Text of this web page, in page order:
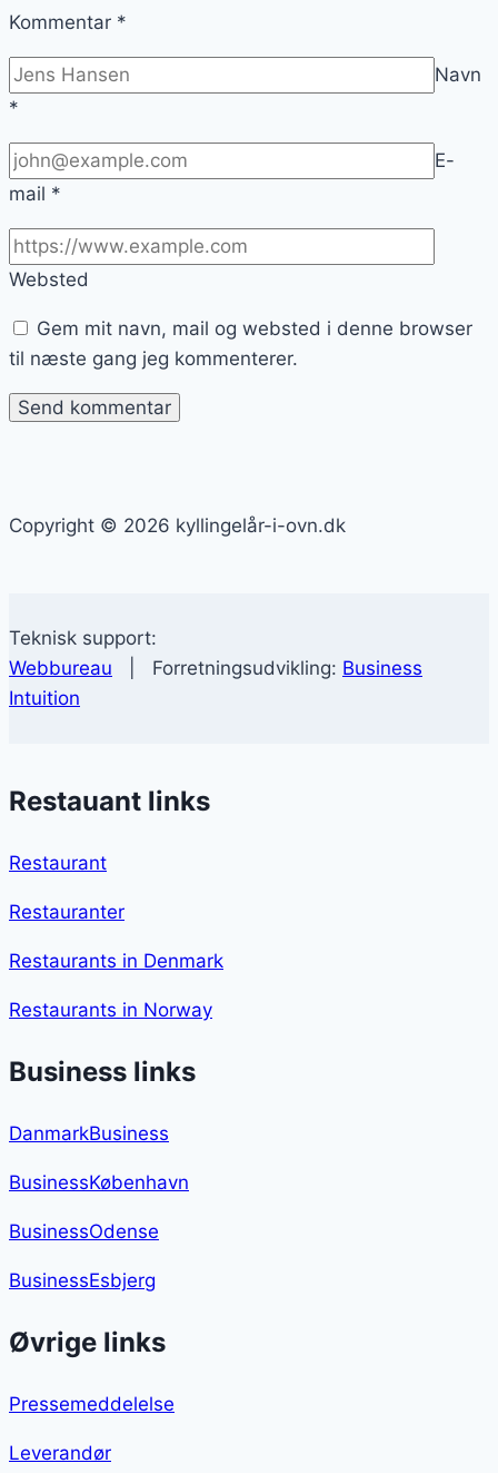
Kommentar *
Navn
*
E-
mail *
Websted
Gem mit navn, mail og websted i denne browser
til næste gang jeg kommenterer.
Copyright © 2026 kyllingelår-i-ovn.dk
Teknisk support:
Webbureau | Forretningsudvikling: Business
Intuition
Restauant links
Restaurant
Restauranter
Restaurants in Denmark
Restaurants in Norway
Business links
DanmarkBusiness
BusinessKøbenhavn
BusinessOdense
BusinessEsbjerg
Øvrige links
Pressemeddelelse
Leverandør